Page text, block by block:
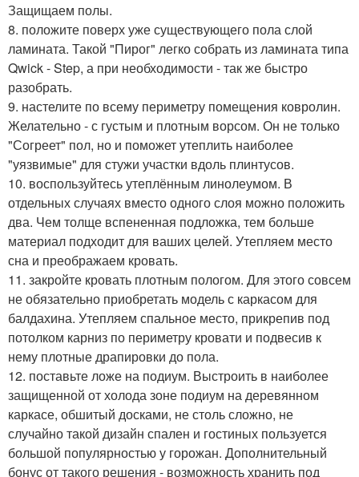
Защищаем полы.
8. положите поверх уже существующего пола слой
ламината. Такой "Пирог" легко собрать из ламината типа
Qwick - Step, а при необходимости - так же быстро
разобрать.
9. настелите по всему периметру помещения ковролин.
Желательно - с густым и плотным ворсом. Он не только
"Согреет" пол, но и поможет утеплить наиболее
"уязвимые" для стужи участки вдоль плинтусов.
10. воспользуйтесь утеплённым линолеумом. В
отдельных случаях вместо одного слоя можно положить
два. Чем толще вспененная подложка, тем больше
материал подходит для ваших целей. Утепляем место
сна и преображаем кровать.
11. закройте кровать плотным пологом. Для этого совсем
не обязательно приобретать модель с каркасом для
балдахина. Утепляем спальное место, прикрепив под
потолком карниз по периметру кровати и подвесив к
нему плотные драпировки до пола.
12. поставьте ложе на подиум. Выстроить в наиболее
защищенной от холода зоне подиум на деревянном
каркасе, обшитый досками, не столь сложно, не
случайно такой дизайн спален и гостиных пользуется
большой популярностью у горожан. Дополнительный
бонус от такого решения - возможность хранить под